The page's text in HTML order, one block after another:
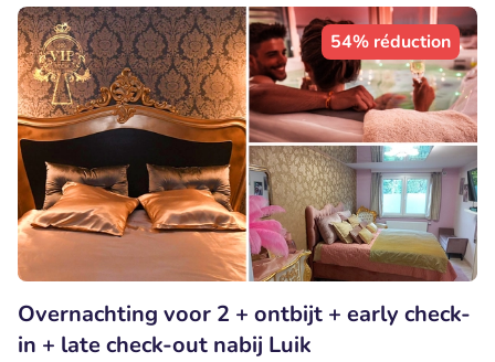
54% réduction
Overnachting voor 2 + ontbijt + early check-
in + late check-out nabij Luik